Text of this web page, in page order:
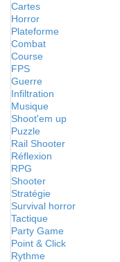
Cartes
Horror
Plateforme
Combat
Course
FPS
Guerre
Infiltration
Musique
Shoot'em up
Puzzle
Rail Shooter
Réflexion
RPG
Shooter
Stratégie
Survival horror
Tactique
Party Game
Point & Click
Rythme